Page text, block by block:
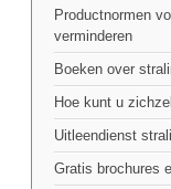
Productnormen
verminderen
Boeken over
Hoe kunt u
Uitleendienst
Gratis brochures